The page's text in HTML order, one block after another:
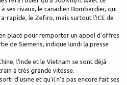
ses rivaux, le canadien Bombardier, qui
rapide, le Zefiro, mais surtout l'ICE de
placé pour remporter un appel d'offres
de Siemens, indique lundi la presse
l'Inde et le Vietnam se sont déjà
à très grande vitesse.
d'usine et qu'il n'a pas encore fait ses